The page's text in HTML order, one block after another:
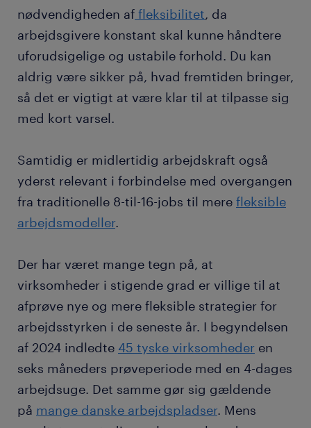
nødvendigheden af fleksibilitet, da
arbejdsgivere konstant skal kunne håndtere
uforudsigelige og ustabile forhold. Du kan
aldrig være sikker på, hvad fremtiden bringer,
så det er vigtigt at være klar til at tilpasse sig
med kort varsel.
Samtidig er midlertidig arbejdskraft også
yderst relevant i forbindelse med overgangen
fra traditionelle 8-til-16-jobs til mere fleksible
arbejdsmodeller.
Der har været mange tegn på, at
virksomheder i stigende grad er villige til at
afprøve nye og mere fleksible strategier for
arbejdsstyrken i de seneste år. I begyndelsen
af 2024 indledte 45 tyske virksomheder en
seks måneders prøveperiode med en 4-dages
arbejdsuge. Det samme gør sig gældende
på mange danske arbejdspladser. Mens